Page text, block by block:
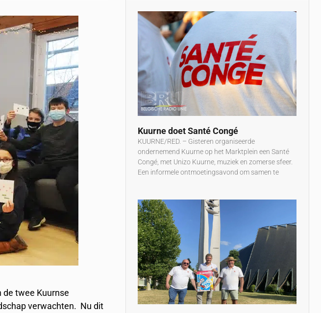
twee Kuurnse
verwachten. Nu dit
Kuurne doet Santé Congé
KUURNE/RED. – Gisteren organiseerde
ondernemend Kuurne op het Marktplein een Santé
Congé, met Unizo Kuurne, muziek en zomerse sfeer.
Een informele ontmoetingsavond om samen te